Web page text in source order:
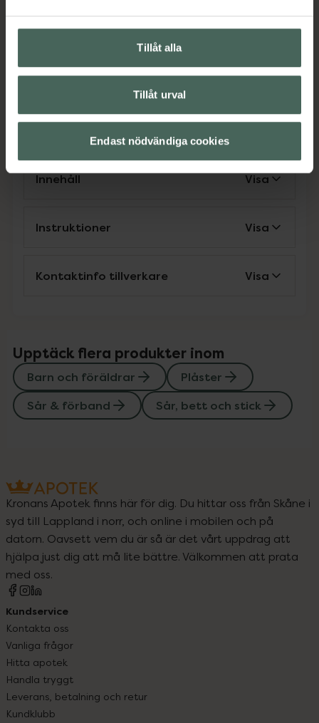
Tillåt alla
Tillåt urval
Endast nödvändiga cookies
samla dem alla!
st
EAN:07340213302120
Barn och föräldrarPlåsterSår & förband
Innehåll Visa
Instruktioner Visa
Kontaktinfo tillverkare Visa
Upptäck flera produkter inom
Barn och föräldrar
Plåster
Sår & förband
Sår, bett och stick
Kronans Apotek finns här för dig. Du hittar oss från Skåne i
syd till Lappland i norr, och online i mobilen och på
datorn. Oavsett vem du är så är det vårt uppdrag att
hjälpa just dig att må lite bättre. Välkommen att prata
med oss.
Kundservice
Kontakta oss
Vanliga frågor
Hitta apotek
Handla tryggt
Leverans, betalning och retur
Kundklubb